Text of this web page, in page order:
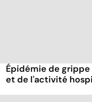
Épidémie de
et de l'activité